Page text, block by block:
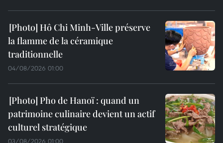
Hô Chi Minh-Ville préserve
la flamme de la céramique
traditionnelle
04/08/2026 01:00
Pho de Hanoï : quand un
patrimoine culinaire devient un actif
culturel stratégique
03/08/2026 01:00